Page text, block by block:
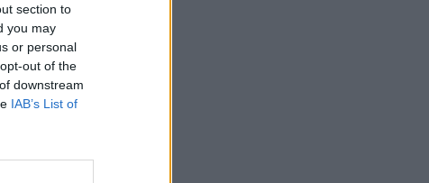
section to
you may
or personal
out of the
downstream
IAB’s List of